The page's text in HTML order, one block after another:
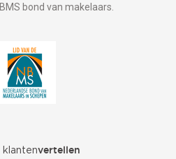
bond van makelaars.